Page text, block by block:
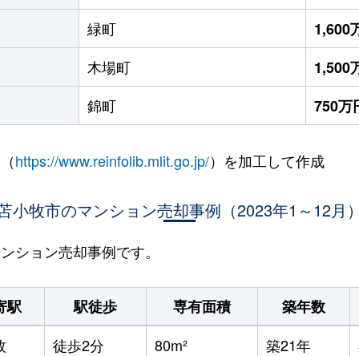
緑町
1,600
木場町
1,500
錦町
750万
https://www.reinfolib.mlit.go.jp/）を加工して作成
小牧市のマンション売却事例（2023年1～12月
ション売却事例です。
駅 駅徒歩 専有面積
築年数
徒歩2分 80m² 築21年